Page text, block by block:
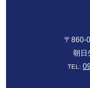
〒860-
朝日
TEL: